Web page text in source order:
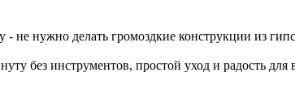
не нужно делать громоздкие конструкции из
без инструментов, простой уход и радость